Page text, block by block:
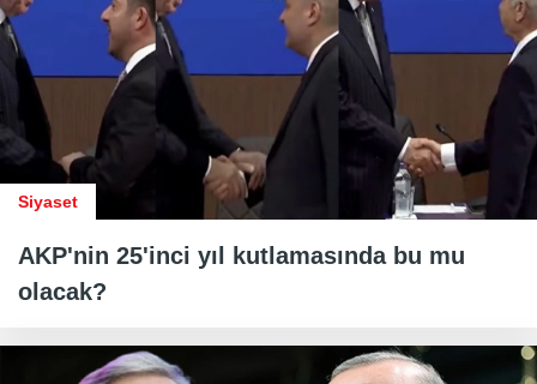
Siyaset
AKP'nin 25'inci yıl kutlamasında bu mu
olacak?